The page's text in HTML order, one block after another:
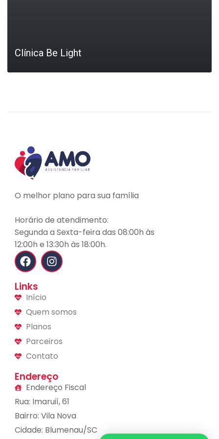
Clínica Be Light
O melhor plano para sua família
Horário de atendimento:
Segunda a Sexta-feira das 08:00h às
12:00h e 13:30h às 18:00h.
Links
Início
Quem somos
Planos
Parceiros
Contato
Endereço
Endereço Fiscal
Rua: Imaruií, 61
Bairro: Vila Nova
Cidade: Blumenau/SC